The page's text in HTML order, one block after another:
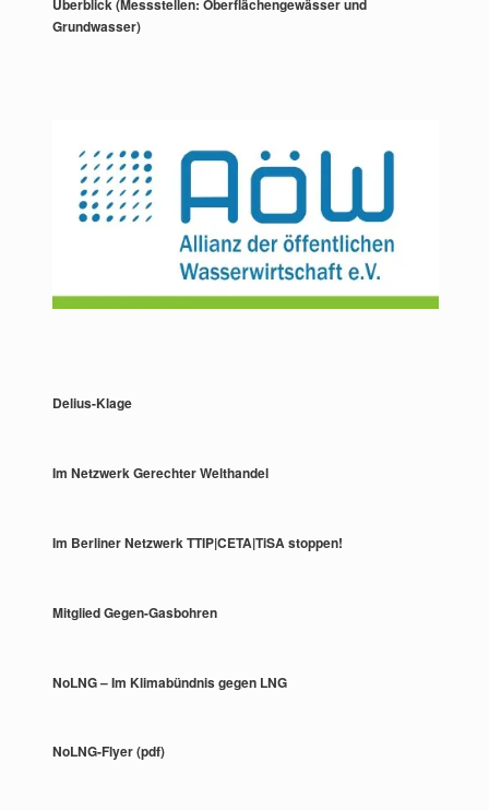
Grundwasser)
Delius-Klage
Im Netzwerk Gerechter Welthandel
Im Berliner Netzwerk TTIP|CETA|TiSA stoppen!
Mitglied Gegen-Gasbohren
NoLNG – Im Klimabündnis gegen LNG
NoLNG-Flyer (pdf)